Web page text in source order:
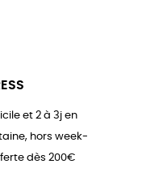
et 2 à 3j en
hors week-
dès 200€